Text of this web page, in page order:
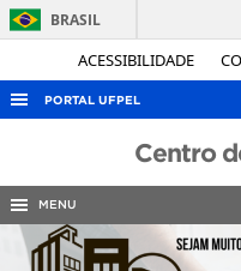
ACESSIBILIDADE
BRASIL
PORTAL UFPEL
COBALTO
CONCURSOS
Centro
MENU